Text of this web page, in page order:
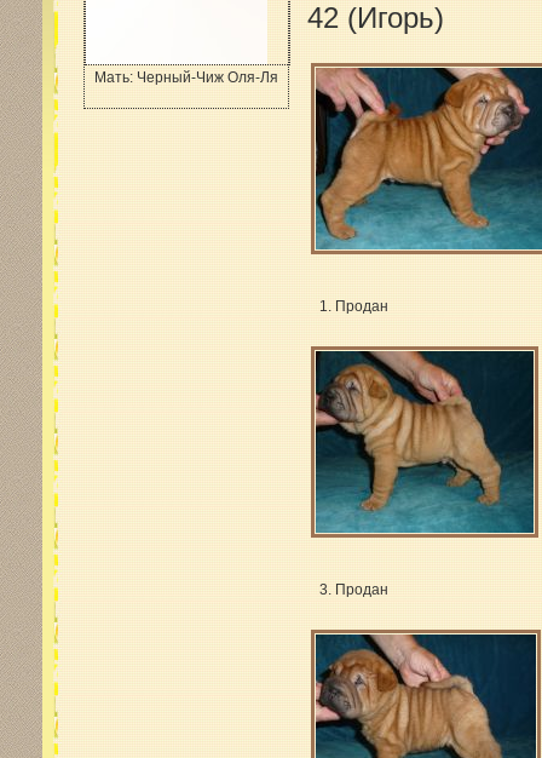
Мать: Черный-Чиж Оля-Ля
42 (Игорь)
1. Продан
3. Продан